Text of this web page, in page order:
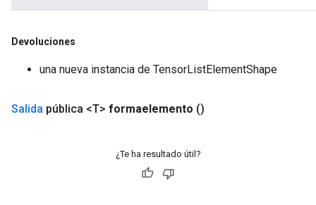
Devoluciones
una nueva instancia de TensorListElementShape
Salida pública <T> formaelemento ()
¿Te ha resultado útil?